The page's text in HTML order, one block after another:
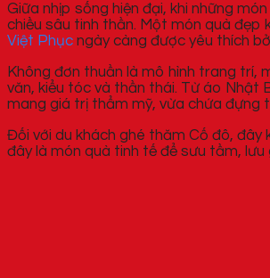
Giữa nhịp sống hiện đại, khi những
chiều sâu tinh thần. Một món quà đẹp
Việt Phục ngày càng được yêu thích
Không đơn thuần là mô hình trang trí,
văn, kiểu tóc và thần thái. Từ áo Nhật
mang giá trị thẩm mỹ, vừa chứa đựng
Đối với du khách ghé thăm Cố đô, đây
đây là món quà tinh tế để sưu tầm,